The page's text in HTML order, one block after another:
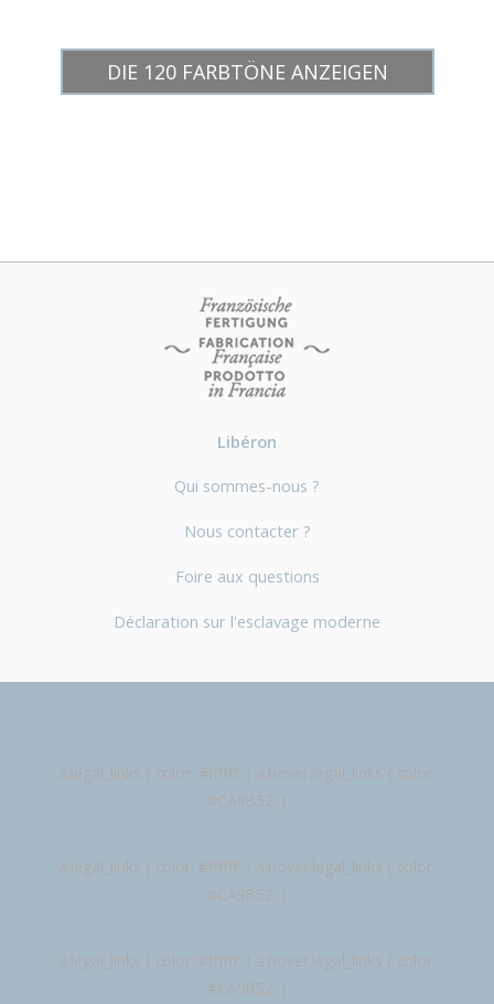
DIE 120 FARBTÖNE ANZEIGEN
Libéron
Qui sommes-nous ?
Nous contacter ?
Foire aux questions
Déclaration sur l'esclavage moderne
a.legal_links { color: #ffffff; } a:hover.legal_links { color:
#CA9B52; }
a.legal_links { color: #ffffff; } a:hover.legal_links { color:
#CA9B52; }
a.legal_links { color: #ffffff; } a:hover.legal_links { color:
#CA9B52; }